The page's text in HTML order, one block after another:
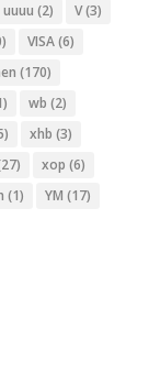
uuuu (2) V(3)
VISA(6)
(170)
wb (2)
xhb (3)
xop (6)
(1) YM (17)